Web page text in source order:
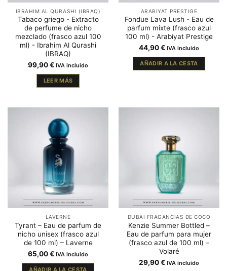
IBRAHIM AL QURASHI (IBRAQ)
Tabaco griego - Extracto
de perfume de nicho
mezclado (frasco azul 100
ml) - Ibrahim Al Qurashi
(IBRAQ)
99,90€ IVA incluido
LEER MÁS
ARABIYAT PRESTIGE
Fondue Lava Lush - Eau de
parfum mixte (frasco azul
100 ml) - Arabiyat Prestige
44,90€ IVA incluido
AÑADIR A LA CESTA
LAVERNE
Tyrant – Eau de parfum de
nicho unisex (frasco azul
de 100 ml) – Laverne
65,00€ IVA incluido
AÑADIR A LA CESTA
DUBAI FRAGANCIAS DE COCO
Kenzie Summer Bottled –
Eau de parfum para mujer
(frasco azul de 100 ml) –
Volaré
29,90€ IVA incluido